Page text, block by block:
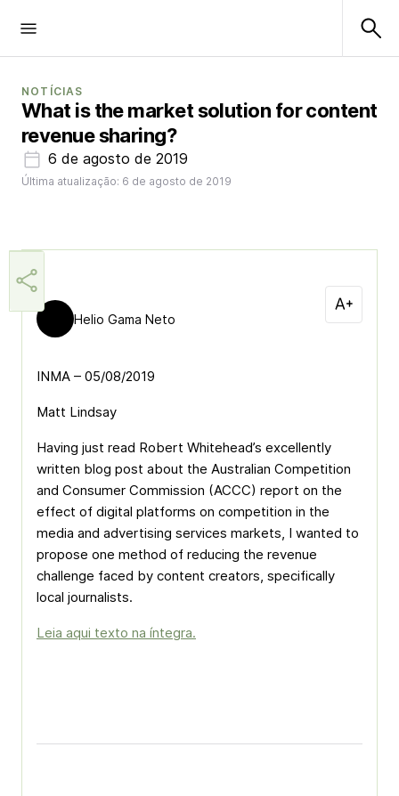
NOTÍCIAS
What is the market solution for content
revenue sharing?
6 de agosto de 2019
Última atualização: 6 de agosto de 2019
Helio Gama Neto
INMA – 05/08/2019
Matt Lindsay
Having just read Robert Whitehead’s excellently
written blog post about the Australian Competition
and Consumer Commission (ACCC) report on the
effect of digital platforms on competition in the
media and advertising services markets, I wanted to
propose one method of reducing the revenue
challenge faced by content creators, specifically
local journalists.
Leia aqui texto na íntegra.